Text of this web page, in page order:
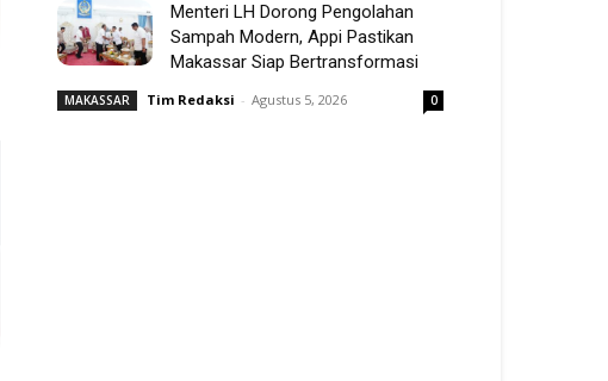
Menteri LH Dorong Pengolahan
Sampah Modern, Appi Pastikan
Makassar Siap Bertransformasi
MAKASSAR Tim Redaksi - Agustus 5, 2026 0